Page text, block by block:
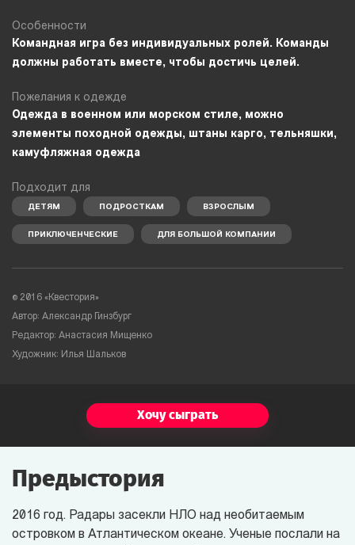
Особенности
Командная игра без индивидуальных ролей. Команды
должны работать вместе, чтобы достичь целей.
Пожелания к одежде
Одежда в военном или морском стиле, можно
элементы походной одежды, штаны карго, тельняшки,
камуфляжная одежда
Подходит для
ДЕТЯМ ПОДРОСТКАМ ВЗРОСЛЫМ
ПРИКЛЮЧЕНЧЕСКИЕ ДЛЯ БОЛЬШОЙ КОМПАНИИ
© 2016 «Квестория»
Автор: Александр Гинзбург
Редактор: Анастасия Мищенко
Художник: Илья Шальков
Хочу сыграть
Предыстория
2016 год. Радары засекли НЛО над необитаемым
островком в Атлантическом океане. Ученые послали на